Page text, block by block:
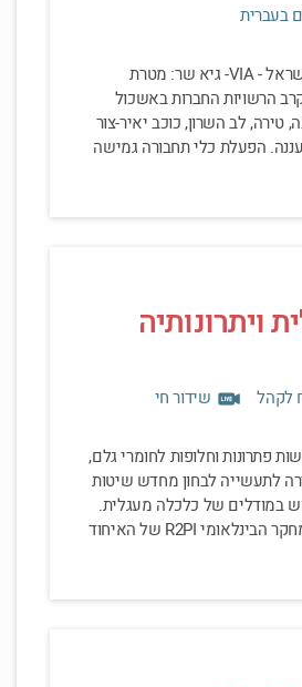
בעברית
פגישת רשויות מקומיות באזור השרון עם מנכ"ל ויה ישראל - VIA- גיא שר: מטרת
הרשויות החברות באשכול
טירה, לב השרון, כוכב יאיר-צור
הפעלת כלי תחבורה גמישה
ויתרונותיה
לקהל
שידור חי
פתרונות וחלופות לחומרי גלם,
לתעשייה לבחון מחדש שיטות
במודלים של כלכלה מעגלית.
במפגש הרצתה ימית נפתלי, חוקרת במכון ומנהלת המחקר הבינלאומי R2PI של האיחוד